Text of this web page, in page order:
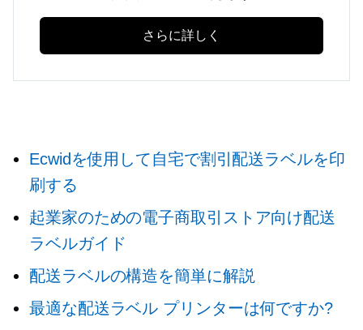
さらに詳しく
Ecwidを使用して自宅で割引配送ラベルを印
刷する
起業家のための電子商取引ストア向け配送
ラベルガイド
配送ラベルの構造を簡単に解説
最適な配送ラベル プリンターは何ですか?